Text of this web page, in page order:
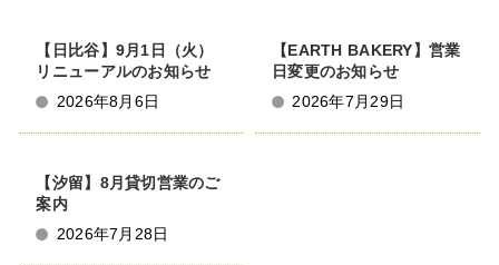
【日比谷】9月1日（火）
リニューアルのお知らせ
2026年8月6日
【EARTH BAKERY】営業
日変更のお知らせ
2026年7月29日
【汐留】8月貸切営業のご
案内
2026年7月28日